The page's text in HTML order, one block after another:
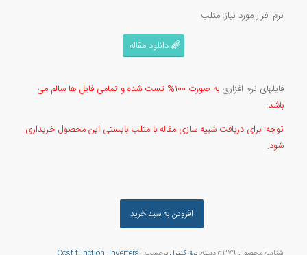
نرم افزار مورد نیاز: متلب
دانلود مقاله
فایلهای نرم افزاری
به صورت ۱۰۰% تست شده و تمامی فایل ها سالم می
باشد.
توجه: برای دریافت شبیه سازی مقاله با متلب بایستی این محصول خریداری
شود.
افزودن به سبد خرید